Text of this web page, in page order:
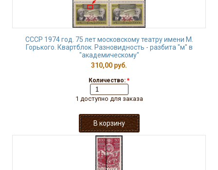
СССР 1974 год. 75 лет московскому театру имени М.
Горького. Квартблок. Разновидность - разбита "м" в
"академическому"
310,00 руб.
Количество: *
1 доступно для заказа